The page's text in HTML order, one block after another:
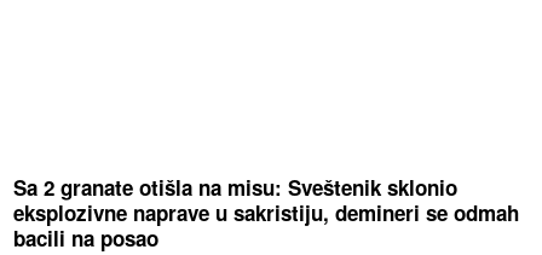
Sa 2 granate otišla na misu: Sveštenik sklonio
eksplozivne naprave u sakristiju, demineri se odmah
bacili na posao